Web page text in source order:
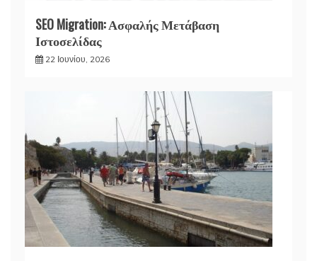
SEO Migration: Ασφαλής Μετάβαση
Ιστοσελίδας
22 Ιουνίου, 2026